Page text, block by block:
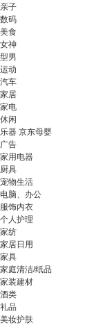
亲子
数码
美食
女神
型男
运动
汽车
家居
家电
休闲
乐器 京东母婴
广告
家用电器
厨具
宠物生活
电脑、办公
服饰内衣
个人护理
家纺
家居日用
家具
家庭清洁/纸品
家装建材
酒类
礼品
美妆护肤